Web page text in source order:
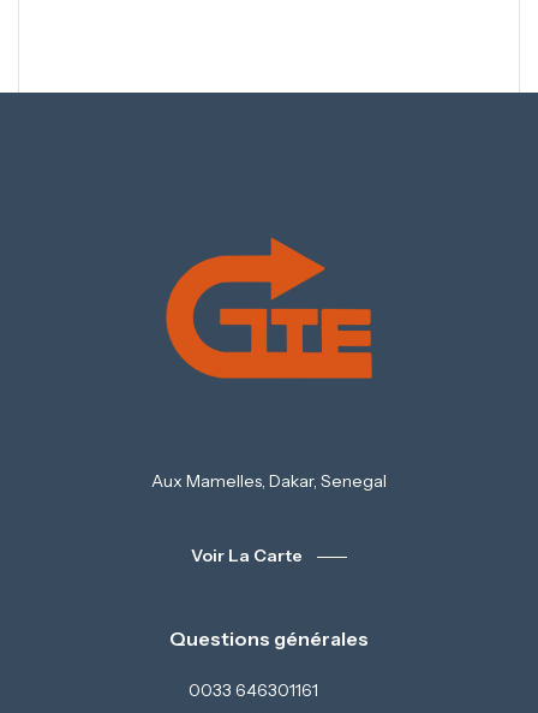
Aux Mamelles, Dakar, Senegal
Voir La Carte
Questions générales
0033 646301161